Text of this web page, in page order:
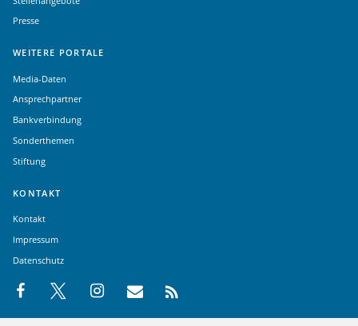
Presse
WEITERE PORTALE
Media-Daten
Ansprechpartner
Bankverbindung
Sonderthemen
Stiftung
KONTAKT
Kontakt
Impressum
Datenschutz